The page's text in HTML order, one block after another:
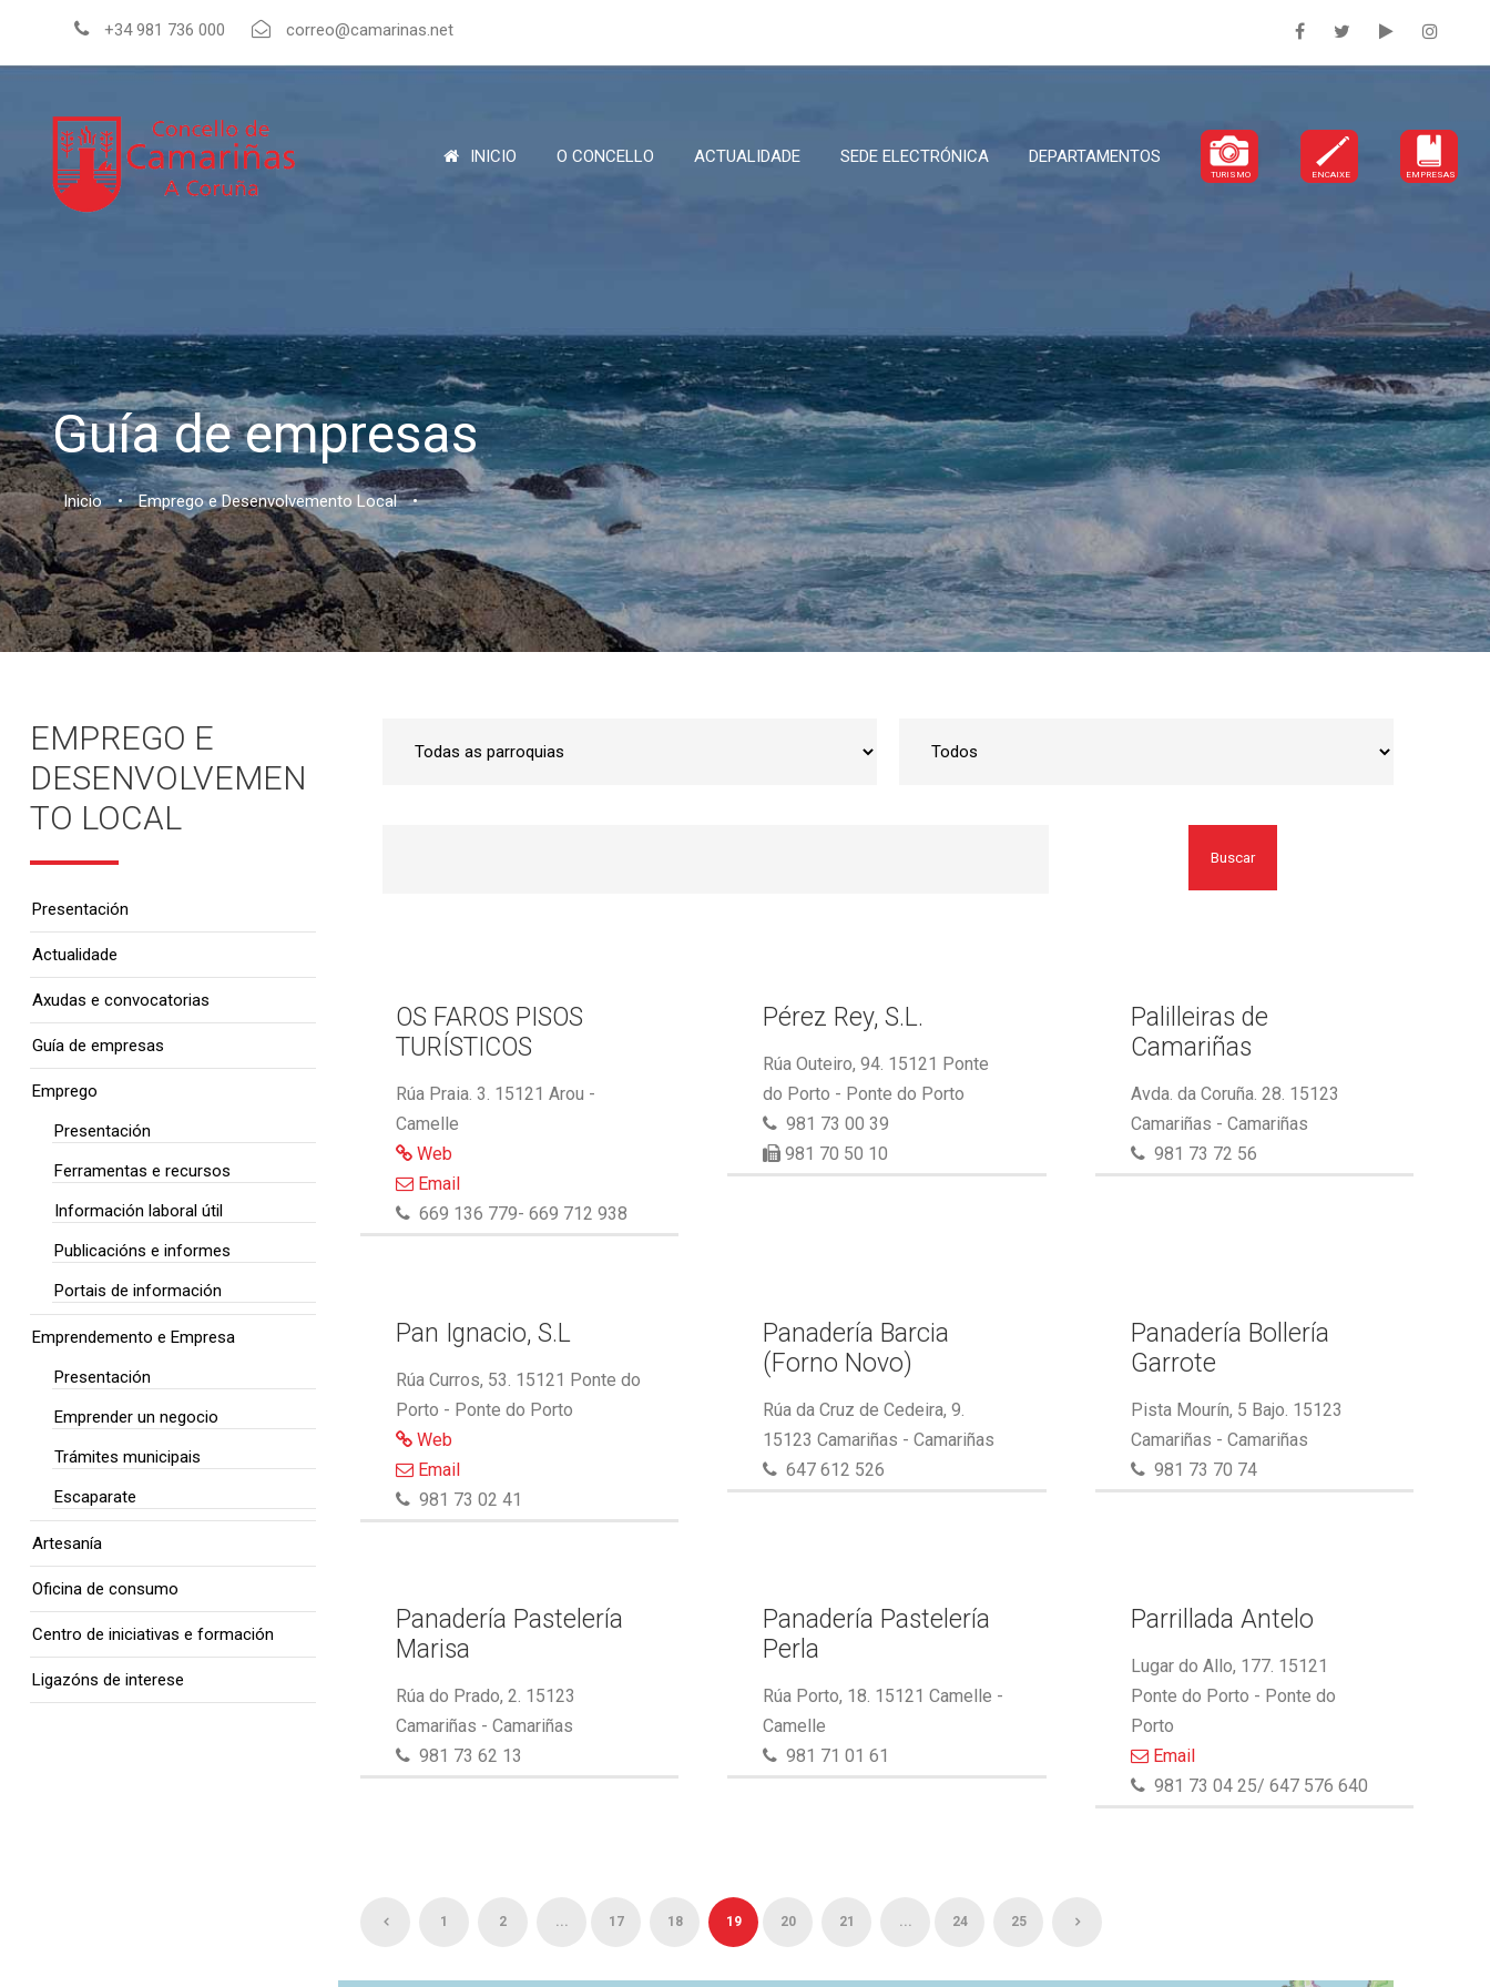
+34 981 736 000 correo@camarinas.net
INICIO O CONCELLO ACTUALIDADE SEDE ELECTRÓNICA DEPARTAMENTOS
TURISMO ENCAIXE EMPRESAS
Guía de empresas
Inicio • Emprego e Desenvolvemento Local •
Buscar
OS FAROS PISOS
TURÍSTICOS
Rúa Praia. 3. 15121 Arou -
Camelle
Web
Email
669 136 779- 669 712 938
Pérez Rey, S.L.
Rúa Outeiro, 94. 15121 Ponte
do Porto - Ponte do Porto
981 73 00 39
981 70 50 10
Palilleiras de
Camariñas
Avda. da Coruña. 28. 15123
Camariñas - Camariñas
981 73 72 56
Pan Ignacio, S.L
Rúa Curros, 53. 15121 Ponte do
Porto - Ponte do Porto
Web
Email
981 73 02 41
Panadería Barcia
(Forno Novo)
Rúa da Cruz de Cedeira, 9.
15123 Camariñas - Camariñas
647 612 526
Panadería Bollería
Garrote
Pista Mourín, 5 Bajo. 15123
Camariñas - Camariñas
981 73 70 74
Panadería Pastelería
Marisa
Rúa do Prado, 2. 15123
Camariñas - Camariñas
981 73 62 13
Panadería Pastelería
Perla
Rúa Porto, 18. 15121 Camelle -
Camelle
981 71 01 61
Parrillada Antelo
Lugar do Allo, 177. 15121
Ponte do Porto - Ponte do
Porto
Email
981 73 04 25/ 647 576 640
1 2 ... 17 18 19 20 21 ... 24 25
EMPREGO E
DESENVOLVEMEN
TO LOCAL
Presentación
Actualidade
Axudas e convocatorias
Guía de empresas
Emprego
Presentación
Ferramentas e recursos
Información laboral útil
Publicacións e informes
Portais de información
Emprendemento e Empresa
Presentación
Emprender un negocio
Trámites municipais
Escaparate
Artesanía
Oficina de consumo
Centro de iniciativas e formación
Ligazóns de interese